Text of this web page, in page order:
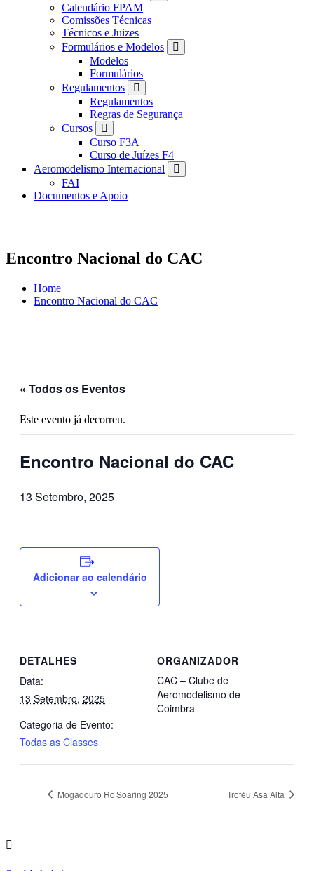
Calendário FPAM
Comissões Técnicas
Técnicos e Juizes
Formulários e Modelos
Modelos
Formulários
Regulamentos
Regulamentos
Regras de Segurança
Cursos
Curso F3A
Curso de Juízes F4
Aeromodelismo Internacional
FAI
Documentos e Apoio
Encontro Nacional do CAC
Home
Encontro Nacional do CAC
« Todos os Eventos
Este evento já decorreu.
Encontro Nacional do CAC
13 Setembro, 2025
Adicionar ao calendário
DETALHES
Data:
13 Setembro, 2025
Categoria de Evento:
Todas as Classes
ORGANIZADOR
CAC – Clube de
Aeromodelismo de
Coimbra
Mogadouro Rc Soaring 2025 Troféu Asa Alta